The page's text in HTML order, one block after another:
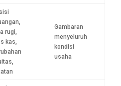
rugi,
kas,
Gambaran
menyeluruh
kondisi
usaha